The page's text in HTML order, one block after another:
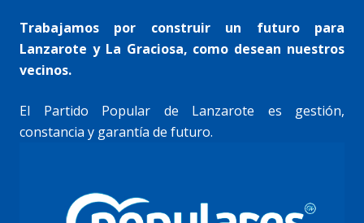
Trabajamos por construir un futuro para
Lanzarote y La Graciosa, como desean nuestros
vecinos.
El Partido Popular de Lanzarote es gestión,
constancia y garantía de futuro.